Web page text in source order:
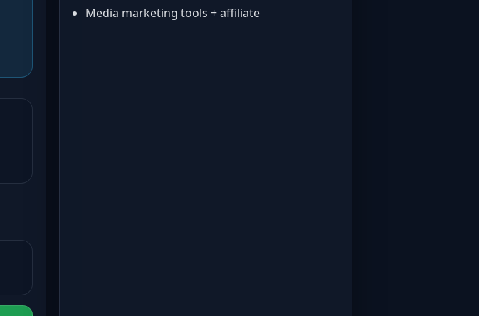
Media marketing tools + affiliate